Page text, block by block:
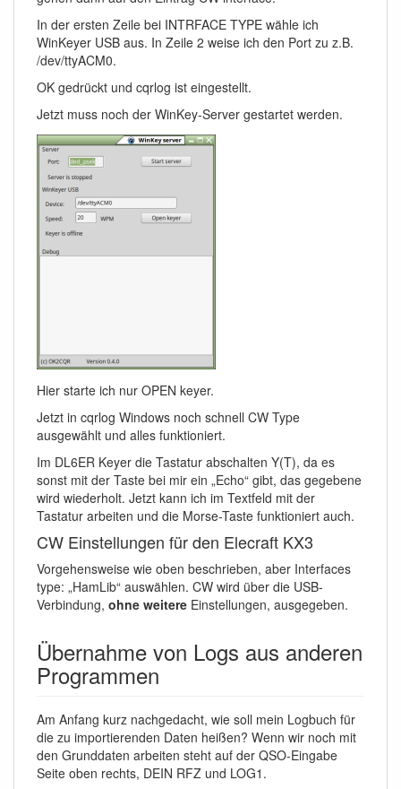
In der ersten Zeile bei INTRFACE TYPE wähle ich
WinKeyer USB aus. In Zeile 2 weise ich den Port zu z.B.
/dev/ttyACM0.
OK gedrückt und cqrlog ist eingestellt.
Jetzt muss noch der WinKey-Server gestartet werden.
Hier starte ich nur OPEN keyer.
Jetzt in cqrlog Windows noch schnell CW Type
ausgewählt und alles funktioniert.
Im DL6ER Keyer die Tastatur abschalten Y(T), da es
sonst mit der Taste bei mir ein „Echo“ gibt, das gegebene
wird wiederholt. Jetzt kann ich im Textfeld mit der
Tastatur arbeiten und die Morse-Taste funktioniert auch.
CW Einstellungen für den Elecraft KX3
Vorgehensweise wie oben beschrieben, aber Interfaces
type: „HamLib“ auswählen. CW wird über die USB-
Verbindung, ohne weitere Einstellungen, ausgegeben.
Übernahme von Logs aus anderen
Programmen
Am Anfang kurz nachgedacht, wie soll mein Logbuch für
die zu importierenden Daten heißen? Wenn wir noch mit
den Grunddaten arbeiten steht auf der QSO-Eingabe
Seite oben rechts, DEIN RFZ und LOG1.